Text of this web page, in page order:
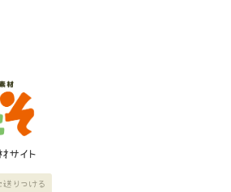
サイト
りつける